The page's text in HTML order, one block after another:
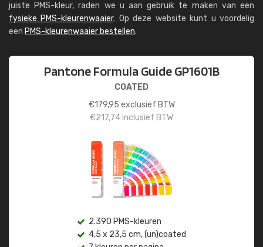
juiste PMS-kleur, raden we u aan gebruik te maken van een
fysieke PMS-kleurenwaaier. Op deze website kunt u voordelig
een PMS-kleurenwaaier bestellen.
Pantone Formula Guide GP1601B
COATED
€179,95 exclusief BTW
€217,74inclusief BTW
2.390 PMS-kleuren
4,5 x 23,5 cm, (un)coated